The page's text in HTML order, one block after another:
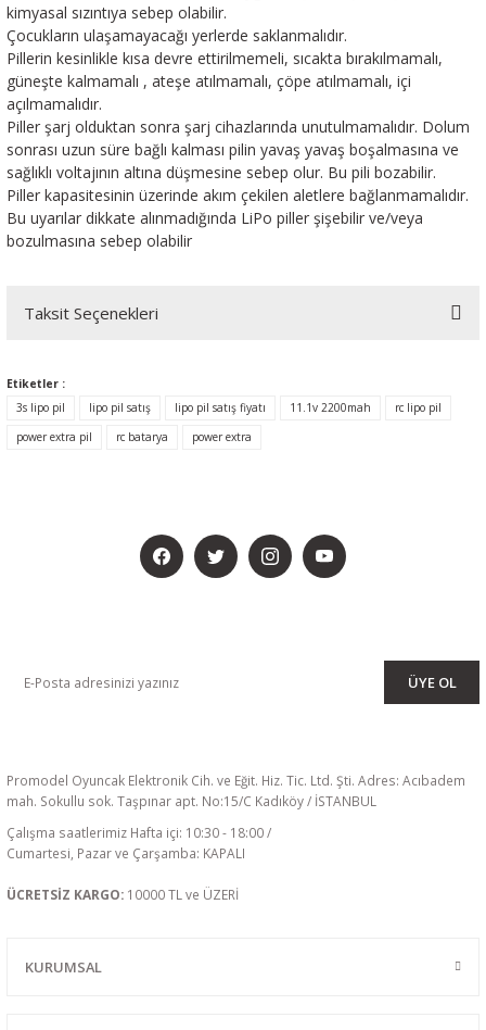
kimyasal sızıntıya sebep olabilir.
Çocukların ulaşamayacağı yerlerde saklanmalıdır.
Pillerin kesinlikle kısa devre ettirilmemeli, sıcakta bırakılmamalı,
güneşte kalmamalı , ateşe atılmamalı, çöpe atılmamalı, içi
açılmamalıdır.
Piller şarj olduktan sonra şarj cihazlarında unutulmamalıdır. Dolum
sonrası uzun süre bağlı kalması pilin yavaş yavaş boşalmasına ve
sağlıklı voltajının altına düşmesine sebep olur. Bu pili bozabilir.
Piller kapasitesinin üzerinde akım çekilen aletlere bağlanmamalıdır.
Bu uyarılar dikkate alınmadığında LiPo piller şişebilir ve/veya
bozulmasına sebep olabilir
Taksit Seçenekleri
Etiketler :
3s lipo pil
lipo pil satış lipo pil satış fiyatı 11.1v 2200mah
rc lipo pil
power extra pil
rc batarya power extra
ÜYE OL
Promodel Oyuncak Elektronik Cih. ve Eğit. Hiz. Tic. Ltd. Şti. Adres: Acıbadem
mah. Sokullu sok. Taşpınar apt. No:15/C Kadıköy / İSTANBUL
Çalışma saatlerimiz Hafta içi: 10:30 - 18:00 /
Cumartesi, Pazar ve Çarşamba: KAPALI
ÜCRETSİZ KARGO: 10000 TL ve ÜZERİ
KURUMSAL